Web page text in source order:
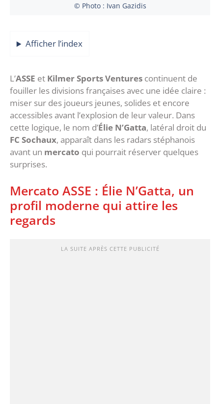
© Photo : Ivan Gazidis
Afficher l’index
L’ASSE et Kilmer Sports Ventures continuent de
fouiller les divisions françaises avec une idée claire :
miser sur des joueurs jeunes, solides et encore
accessibles avant l’explosion de leur valeur. Dans
cette logique, le nom d’Élie N’Gatta, latéral droit du
FC Sochaux, apparaît dans les radars stéphanois
avant un mercato qui pourrait réserver quelques
surprises.
‎Mercato ASSE : Élie N’Gatta, un
profil moderne qui attire les
regards
LA SUITE APRÈS CETTE PUBLICITÉ